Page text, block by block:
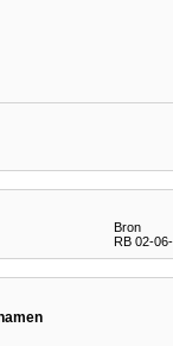
Bron
RB 02-